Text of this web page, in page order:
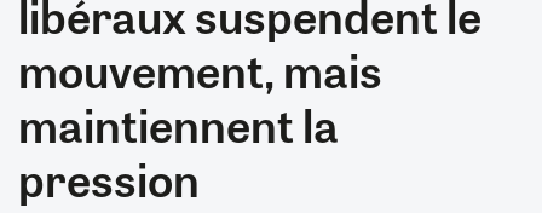
libéraux suspendent le
mouvement, mais
maintiennent la
pression